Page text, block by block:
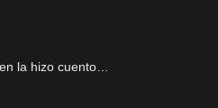
la hizo cuento…